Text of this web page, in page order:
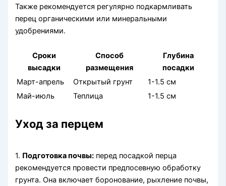
Также рекомендуется регулярно подкармливать
перец органическими или минеральными
удобрениями.
Сроки
высадки
Способ
размещения
Глубина
посадки
Март-апрель
Открытый грунт
1-1.5 см
Май-июль
Теплица 1-1.5 см
Уход за перцем
1. Подготовка почвы: перед посадкой перца
рекомендуется провести предпосевную обработку
грунта. Она включает боронование, рыхление почвы,